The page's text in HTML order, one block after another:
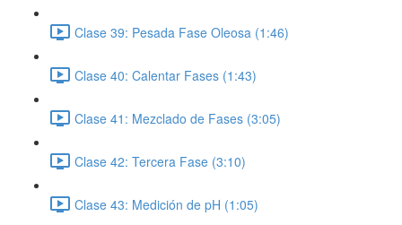
Clase 39: Pesada Fase Oleosa (1:46)
Clase 40: Calentar Fases (1:43)
Clase 41: Mezclado de Fases (3:05)
Clase 42: Tercera Fase (3:10)
Clase 43: Medición de pH (1:05)